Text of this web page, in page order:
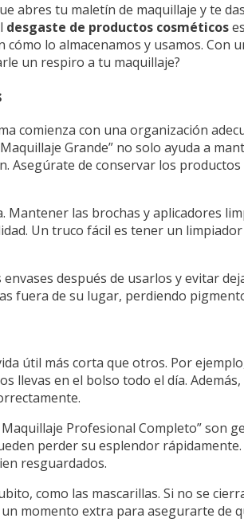
abres tu maletín de maquillaje y te
desgaste de productos cosméticos
lo almacenamos y usamos.
un respiro a tu maquillaje?
comienza con una organización
Grande” no solo ayuda a
de conservar los
Mantener las brochas y aplicadores
Un truco fácil es tener un
después de usarlos y evitar
fuera de su lugar, perdiendo
útil más corta que otros. Por
llevas en el bolso todo el día.
Profesional Completo” son
perder su esplendor
resguardados.
como las mascarillas. Si no se
momento extra para asegurarte de